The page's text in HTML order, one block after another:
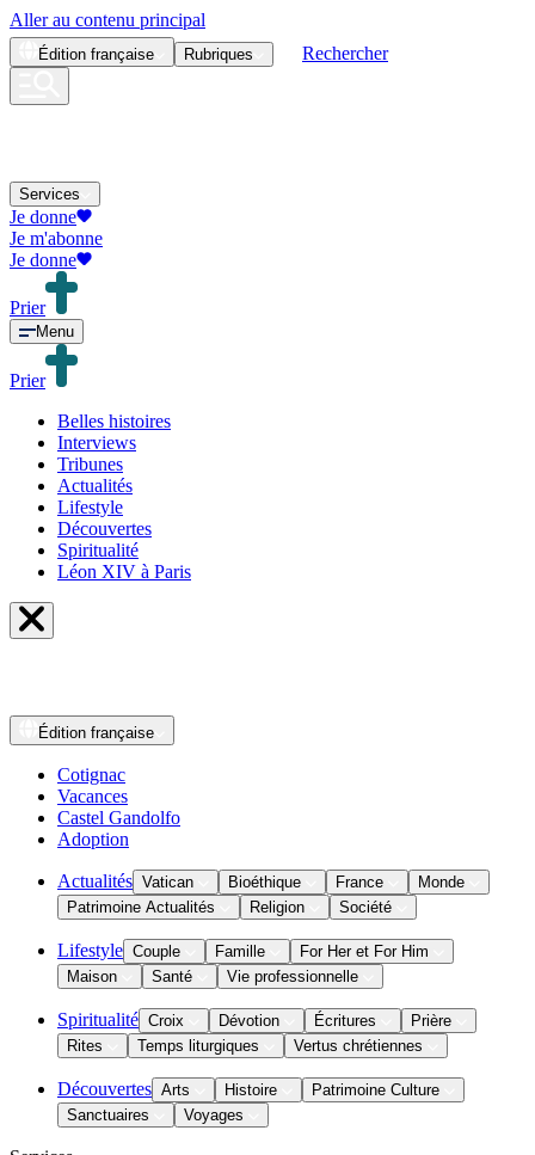
Aller au contenu principal
Édition française Rubriques Rechercher
Services
Je donne
Je m'abonne
Je donne
Prier
Menu
Prier
Belles histoires
Interviews
Tribunes
Actualités
Lifestyle
Découvertes
Spiritualité
Léon XIV à Paris
Édition française
Cotignac
Vacances
Castel Gandolfo
Adoption
Actualités Vatican Bioéthique France
Monde
Patrimoine Actualités
Religion Société
Lifestyle Couple Famille
For Her et For Him
Maison
Santé Vie professionnelle
Spiritualité Croix Dévotion Écritures
Prière
Rites
Temps liturgiques Vertus chrétiennes
Découvertes Arts Histoire
Patrimoine Culture
Sanctuaires
Voyages